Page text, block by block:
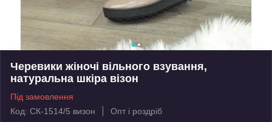
Черевики жіночі вільного взування,
натуральна шкіра візон
Під замовлення
Код: СК-1514/5 визон
Опт і роздріб